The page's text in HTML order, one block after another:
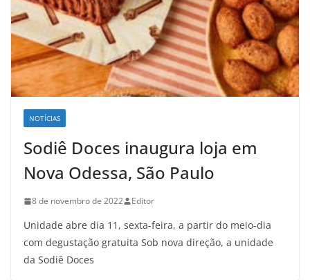
NOTÍCIAS
Sodiê Doces inaugura loja em
Nova Odessa, São Paulo
8 de novembro de 2022 Editor
Unidade abre dia 11, sexta-feira, a partir do meio-dia
com degustação gratuita Sob nova direção, a unidade
da Sodiê Doces